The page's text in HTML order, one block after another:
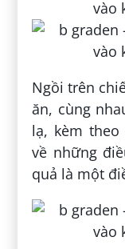
Ngồi trên
ăn, cùng
lạ, kèm
về những
quả là một